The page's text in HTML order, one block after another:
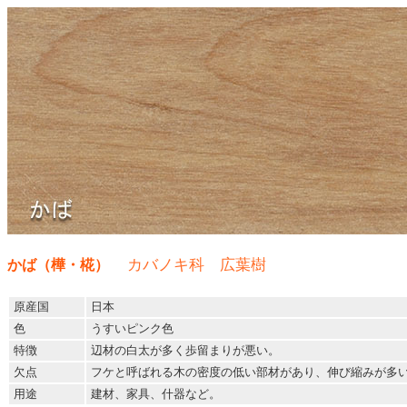
かば（樺・椛） カバノキ科 広葉樹
原産国
日本
色
うすいピンク色
特徴
辺材の白太が多く歩留まりが悪い。
欠点
フケと呼ばれる木の密度の低い部材があり、伸び縮みが多
用途
建材、家具、什器など。